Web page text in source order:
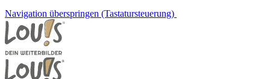
Navigation überspringen (Tastatursteuerung)